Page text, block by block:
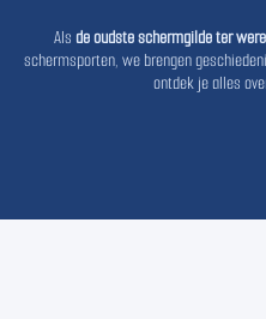
Als de oudste schermgilde ter
schermsporten, we brengen
ontdek je alles